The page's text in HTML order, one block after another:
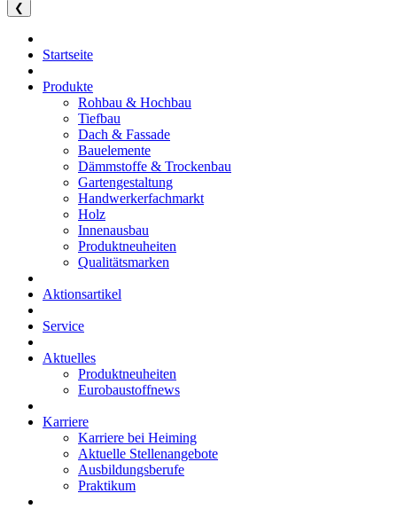
❮
Startseite
Produkte
Rohbau & Hochbau
Tiefbau
Dach & Fassade
Bauelemente
Dämmstoffe & Trockenbau
Gartengestaltung
Handwerkerfachmarkt
Holz
Innenausbau
Produktneuheiten
Qualitätsmarken
Aktionsartikel
Service
Aktuelles
Produktneuheiten
Eurobaustoffnews
Karriere
Karriere bei Heiming
Aktuelle Stellenangebote
Ausbildungsberufe
Praktikum